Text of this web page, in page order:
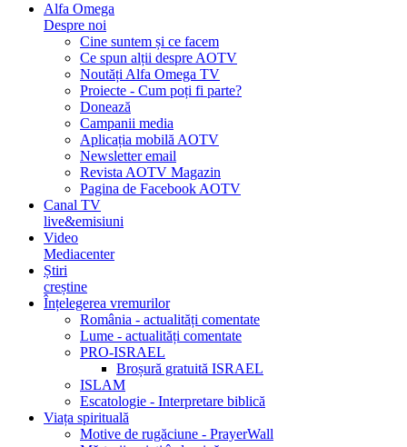
Alfa Omega
Despre noi
Cine suntem și ce facem
Ce spun alții despre AOTV
Noutăți Alfa Omega TV
Proiecte - Cum poți fi parte?
Donează
Campanii media
Aplicația mobilă AOTV
Newsletter email
Revista AOTV Magazin
Pagina de Facebook AOTV
Canal TV
live&emisiuni
Video
Mediacenter
Știri
creștine
Înțelegerea vremurilor
România - actualități comentate
Lume - actualități comentate
PRO-ISRAEL
Broșură gratuită ISRAEL
ISLAM
Escatologie - Interpretare biblică
Viața spirituală
Motive de rugăciune - PrayerWall